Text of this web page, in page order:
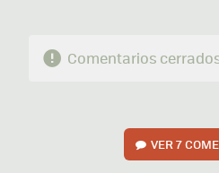
Comentarios
VER7